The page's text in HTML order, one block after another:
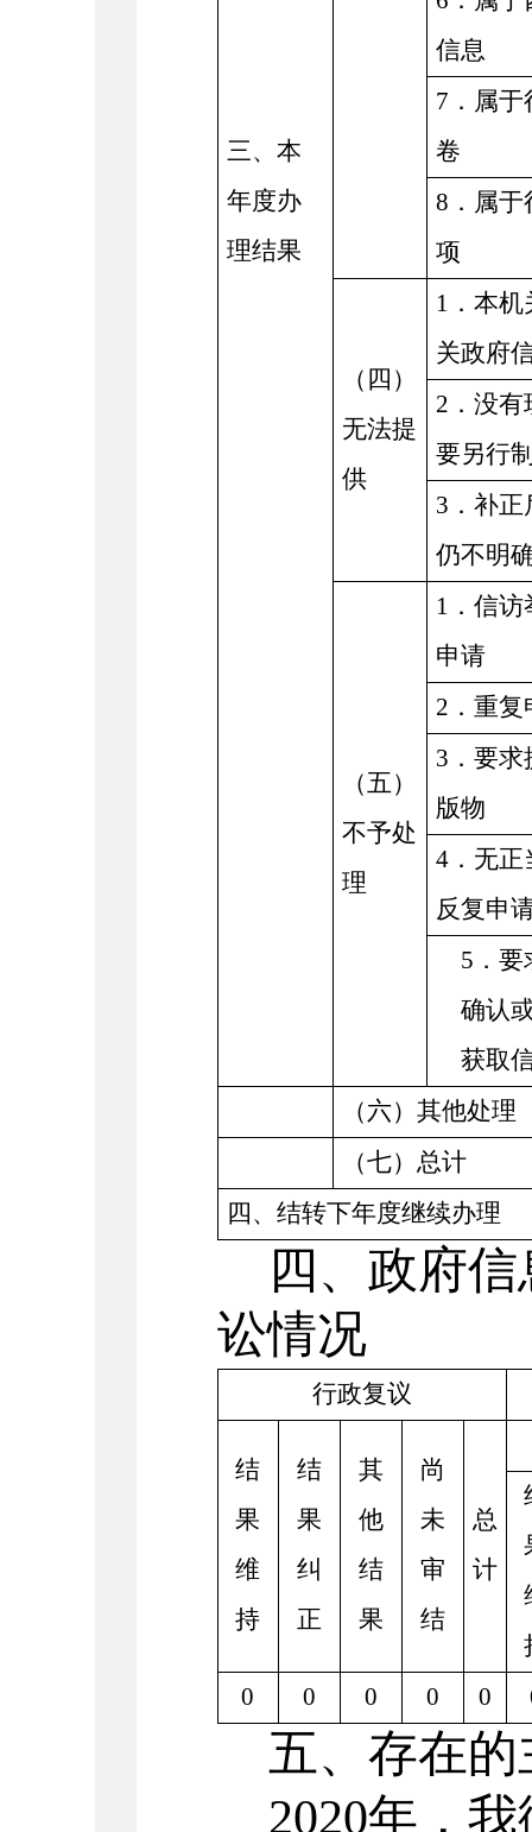
三、本
年度办
理结果
信息
7．属于
卷
8．属于
项
（四）
无法提
供
1．本
关政府
2．没有
要另行
3．补正
仍不明
（五）
不予处
理
1．信
申请
2．重复
3．要求
版物
4．无正
反复申
5．要
确认
获取
（六）其他处理
（七）总计
四、结转下年度继续办理
四、政府
讼情况
行政复议
结
果
维
持
结
果
纠
正
其
他
结
果
尚
未
审
结
总
计
0
0 0 0 0
五、存在
2020年，我